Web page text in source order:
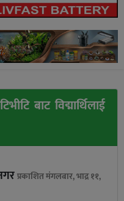
बाट विद्मार्थिलाई
प्रकाशित मंगलबार, भाद्र ११,